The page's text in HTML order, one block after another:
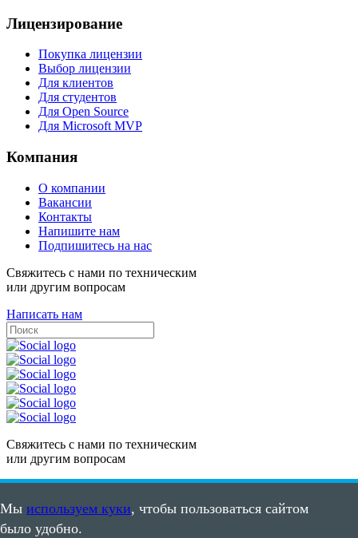
Мы используем куки, чтобы пользоваться сайтом
было удобно.
Лицензирование
Покупка лицензии
Выбор лицензии
Для клиентов
Для студентов
Для Open Source
Для Microsoft MVP
Компания
О компании
Вакансии
Контакты
Напишите нам
Подпишитесь на нас
Свяжитесь с нами по техническим
или другим вопросам
Написать нам
Свяжитесь с нами по техническим
или другим вопросам
Написать нам
Карта сайта
Пользовательское соглашение